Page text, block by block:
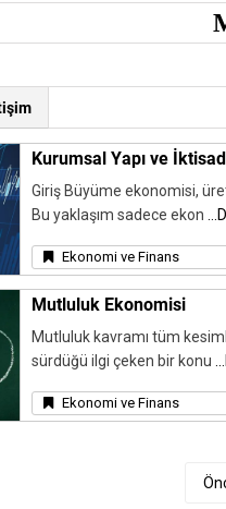
Kurumsal Yapı ve
Giriş Büyüme ekonomisi,
Bu yaklaşım sadece ekon
Ekonomi ve Finans
Mutluluk Ekonomisi
Mutluluk kavramı tüm
sürdüğü ilgi çeken bir konu
Ekonomi ve Finans